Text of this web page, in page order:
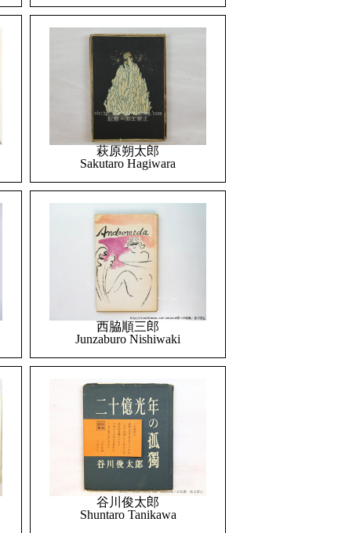
萩原朔太郎
Sakutaro Hagiwara
西脇順三郎
Junzaburo Nishiwaki
谷川俊太郎
Shuntaro Tanikawa